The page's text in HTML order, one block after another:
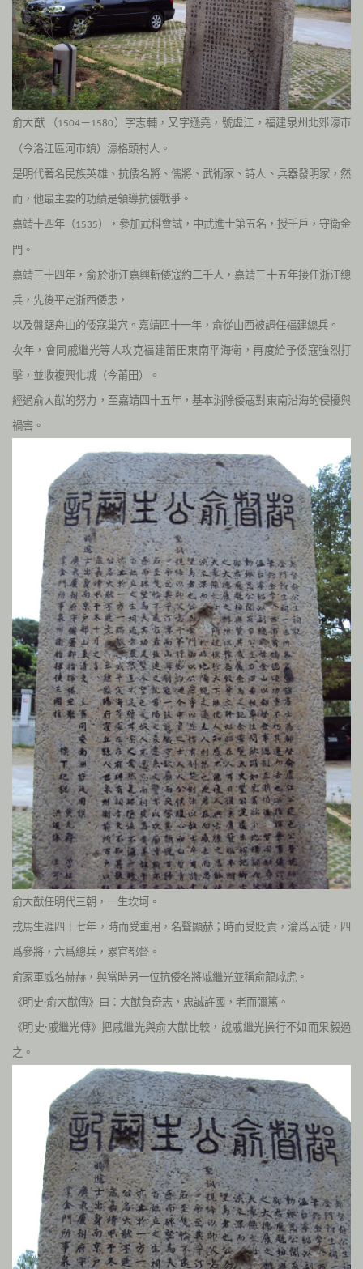
俞大猷 （1504－1580 ）字志輔，又字遜堯，號虛江，福建泉州北郊濠市
（今洛江區河市鎮）濠格頭村人 。
是明代著名民族英雄、抗倭名將、儒將、武術家、詩人、兵器發明家，然
而，他最主要的功績是領導抗倭戰爭。
嘉靖十四年（1535），參加武科會試，中武進士第五名，授千戶，守衛金
門。
嘉靖三十四年，俞於浙江嘉興斬倭寇約二千人，嘉靖三十五年接任浙江總
兵，先後平定浙西倭患，
以及盤踞舟山的倭寇巢穴。 嘉靖四十一年，俞從山西被調任福建總兵。
次年，會同戚繼光等人攻克福建莆田東南平海衛，再度給予倭寇強烈打
擊，並收複興化城（今莆田）。
經過俞大猷的努力，至嘉靖四十五年，基本消除倭寇對東南沿海的侵擾與
禍害。
俞大猷任明代三朝，一生坎坷。
戎馬生涯四十七年，時而受重用，名聲顯赫；時而受貶責，淪爲囚徒，四
爲參將，六爲總兵，累官都督。
俞家軍威名赫赫，與當時另一位抗倭名將戚繼光並稱俞龍戚虎。
《明史·俞大猷傳》曰：大猷負奇志，忠誠許國，老而彌篤。
《明史·戚繼光傳》把戚繼光與俞大猷比較，說戚繼光操行不如而果毅過
之。